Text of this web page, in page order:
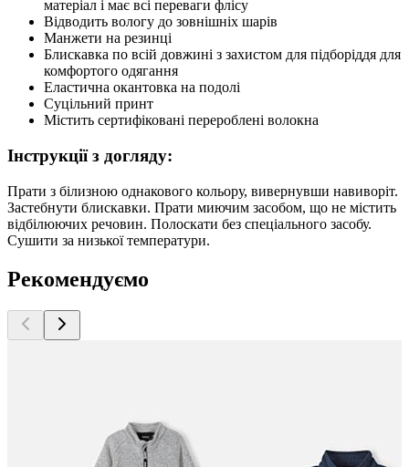
матеріал і має всі переваги флісу
Відводить вологу до зовнішніх шарів
Манжети на резинці
Блискавка по всій довжині з захистом для підборіддя для
комфортого одягання
Еластична окантовка на подолі
Суцільний принт
Містить сертифіковані перероблені волокна
Інструкції з догляду:
Прати з білизною однакового кольору, вивернувши навиворіт.
Застебнути блискавки. Прати миючим засобом, що не містить
відбілюючих речовин. Полоскати без спеціального засобу.
Сушити за низької температури.
Рекомендуємо